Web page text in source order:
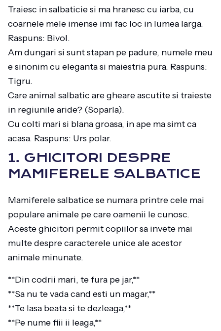
Traiesc in salbaticie si ma hranesc cu iarba, cu
coarnele mele imense imi fac loc in lumea larga.
Raspuns: Bivol.
Am dungari si sunt stapan pe padure, numele meu
e sinonim cu eleganta si maiestria pura. Raspuns:
Tigru.
Care animal salbatic are gheare ascutite si traieste
in regiunile aride? (Soparla).
Cu colti mari si blana groasa, in ape ma simt ca
acasa. Raspuns: Urs polar.
1. GHICITORI DESPRE
MAMIFERELE SALBATICE
Mamiferele salbatice se numara printre cele mai
populare animale pe care oamenii le cunosc.
Aceste ghicitori permit copiilor sa invete mai
multe despre caracterele unice ale acestor
animale minunate.
**Din codrii mari, te fura pe jar,**
**Sa nu te vada cand esti un magar,**
**Te lasa beata si te dezleaga,**
**Pe nume fiii ii leaga,**